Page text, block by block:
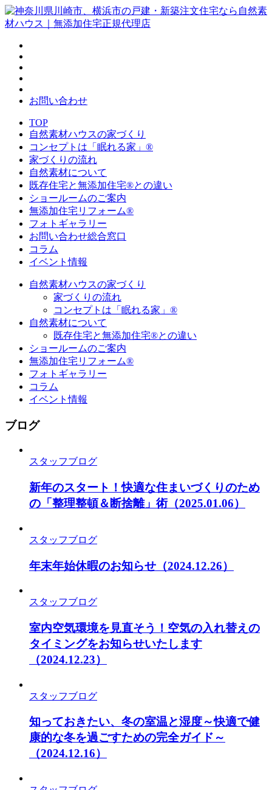
お問い合わせ
TOP
自然素材ハウスの家づくり
コンセプトは「眠れる家」®
家づくりの流れ
自然素材について
既存住宅と無添加住宅®との違い
ショールームのご案内
無添加住宅リフォーム®
フォトギャラリー
お問い合わせ総合窓口
コラム
イベント情報
自然素材ハウスの家づくり
家づくりの流れ
コンセプトは「眠れる家」®
自然素材について
既存住宅と無添加住宅®との違い
ショールームのご案内
無添加住宅リフォーム®
フォトギャラリー
コラム
イベント情報
ブログ
スタッフブログ
新年のスタート！快適な住まいづくりのため
の「整理整頓＆断捨離」術（2025.01.06）
スタッフブログ
年末年始休暇のお知らせ （2024.12.26）
スタッフブログ
室内空気環境を見直そう！空気の入れ替えの
タイミングをお知らせいたします
（2024.12.23）
スタッフブログ
知っておきたい、冬の室温と湿度～快適で健
康的な冬を過ごすための完全ガイド～
（2024.12.16）